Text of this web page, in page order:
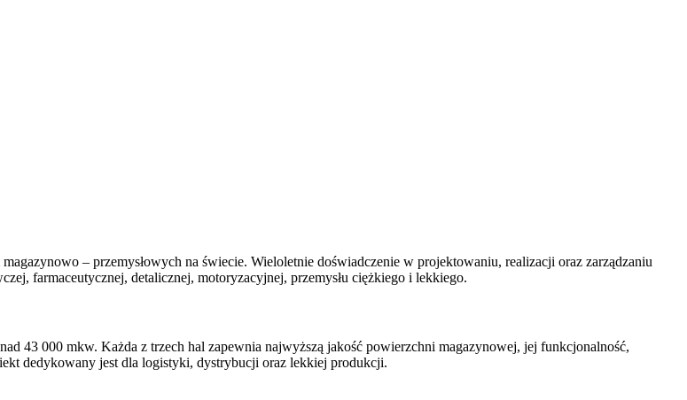
– przemysłowych na świecie. Wieloletnie doświadczenie w projektowaniu, realizacji oraz zarządzaniu
farmaceutycznej, detalicznej, motoryzacyjnej, przemysłu ciężkiego i lekkiego.
43 000 mkw. Każda z trzech hal zapewnia najwyższą jakość powierzchni magazynowej, jej funkcjonalność,
dedykowany jest dla logistyki, dystrybucji oraz lekkiej produkcji.